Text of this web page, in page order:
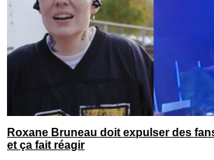
Roxane Bruneau doit expulser des
et ça fait réagir